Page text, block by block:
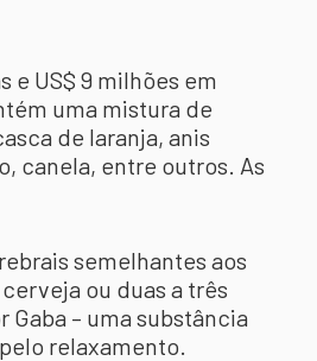
e US$ 9 milhões em
uma mistura de
de laranja, anis
canela, entre outros. As
semelhantes aos
ou duas a três
– uma substância
relaxamento.